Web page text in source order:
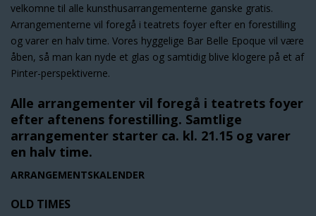
velkomne til alle kunsthusarrangementerne ganske gratis.
Arrangementerne vil foregå i teatrets foyer efter en forestilling
og varer en halv time. Vores hyggelige Bar Belle Epoque vil være
åben, så man kan nyde et glas og samtidig blive klogere på et af
Pinter-perspektiverne.
Alle arrangementer vil foregå i teatrets foyer
efter aftenens forestilling. Samtlige
arrangementer starter ca. kl. 21.15 og varer
en halv time.
ARRANGEMENTSKALENDER
OLD TIMES